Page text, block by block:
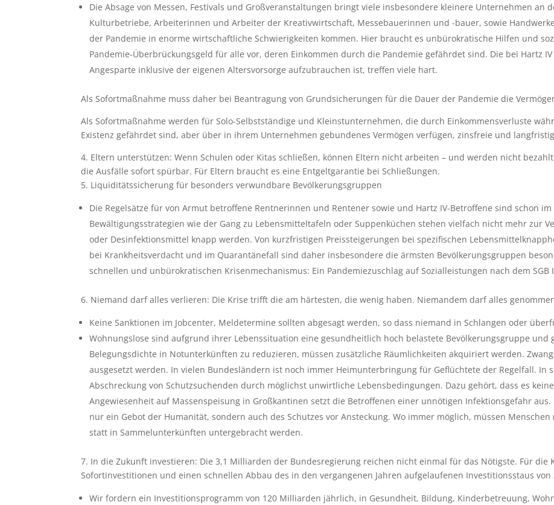
Die Absage von Messen, Festivals und Großveranstaltungen bringt viele insbesondere kleinere Unternehmen an
Kulturbetriebe, Arbeiterinnen und Arbeiter der Kreativwirtschaft, Messebauerinnen und -bauer, sowie
der Pandemie in enorme wirtschaftliche Schwierigkeiten kommen. Hier braucht es unbürokratische Hilfen und
Pandemie-Überbrückungsgeld für alle vor, deren Einkommen durch die Pandemie gefährdet sind. Die bei Hartz
Angesparte inklusive der eigenen Altersvorsorge aufzubrauchen ist, treffen viele hart.
Als Sofortmaßnahme muss daher bei Beantragung von Grundsicherungen für die Dauer der Pandemie die
Als Sofortmaßnahme werden für Solo-Selbstständige und Kleinstunternehmen, die durch Einkommensverluste
Existenz gefährdet sind, aber über in ihrem Unternehmen gebundenes Vermögen verfügen, zinsfreie und
4. Eltern unterstützen: Wenn Schulen oder Kitas schließen, können Eltern nicht arbeiten – und werden nicht
die Ausfälle sofort spürbar. Für Eltern braucht es eine Entgeltgarantie bei Schließungen.
5. Liquiditätssicherung für besonders verwundbare Bevölkerungsgruppen
Die Regelsätze für von Armut betroffene Rentnerinnen und Rentener sowie und Hartz IV-Betroffene sind schon
Bewältigungsstrategien wie der Gang zu Lebensmitteltafeln oder Suppenküchen stehen vielfach nicht mehr zur
oder Desinfektionsmittel knapp werden. Von kurzfristigen Preissteigerungen bei spezifischen
bei Krankheitsverdacht und im Quarantänefall sind daher insbesondere die ärmsten Bevölkerungsgruppen
schnellen und unbürokratischen Krisenmechanismus: Ein Pandemiezuschlag auf Sozialleistungen nach dem
6. Niemand darf alles verlieren: Die Krise trifft die am härtesten, die wenig haben. Niemandem darf alles
Keine Sanktionen im Jobcenter, Meldetermine sollten abgesagt werden, so dass niemand in Schlangen oder
Wohnungslose sind aufgrund ihrer Lebenssituation eine gesundheitlich hoch belastete Bevölkerungsgruppe und
Belegungsdichte in Notunterkünften zu reduzieren, müssen zusätzliche Räumlichkeiten akquiriert werden.
ausgesetzt werden. In vielen Bundesländern ist noch immer Heimunterbringung für Geflüchtete der Regelfall. In
Abschreckung von Schutzsuchenden durch möglichst unwirtliche Lebensbedingungen. Dazu gehört, dass es
Angewiesenheit auf Massenspeisung in Großkantinen setzt die Betroffenen einer unnötigen Infektionsgefahr
nur ein Gebot der Humanität, sondern auch des Schutzes vor Ansteckung. Wo immer möglich, müssen
statt in Sammelunterkünften untergebracht werden.
7. In die Zukunft investieren: Die 3,1 Milliarden der Bundesregierung reichen nicht einmal für das Nötigste. Für die
Sofortinvestitionen und einen schnellen Abbau des in den vergangenen Jahren aufgelaufenen Investitionsstaus von
Wir fordern ein Investitionsprogramm von 120 Milliarden jährlich, in Gesundheit, Bildung, Kinderbetreuung,